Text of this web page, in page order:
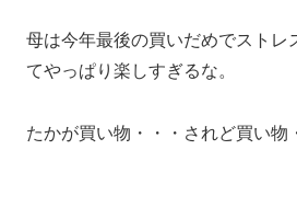
母は今年最後の買いだめでストレ
てやっぱり楽しすぎるな。
たかが買い物・・・されど買い物